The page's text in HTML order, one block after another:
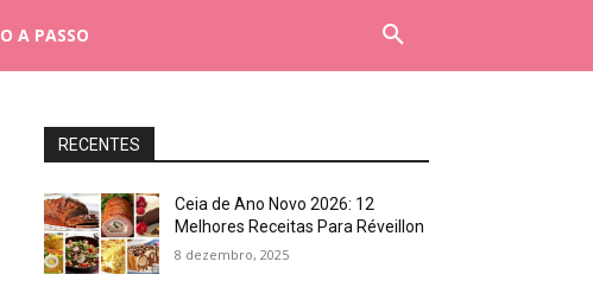
A PASSO
RECENTES
Ceia de Ano Novo 2026: 12
Melhores Receitas Para Réveillon
8 dezembro, 2025